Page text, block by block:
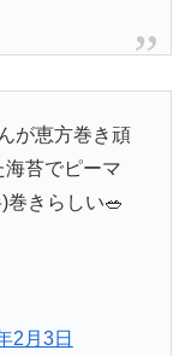
が恵方巻き頑
苔でピーマ
巻きらしい🥗
2月3日